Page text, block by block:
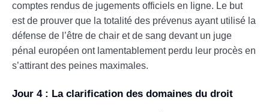
comptes rendus de jugements officiels en ligne. Le but
est de prouver que la totalité des prévenus ayant utilisé la
défense de l’être de chair et de sang devant un juge
pénal européen ont lamentablement perdu leur procès en
s’attirant des peines maximales.
Jour 4 : La clarification des domaines du droit